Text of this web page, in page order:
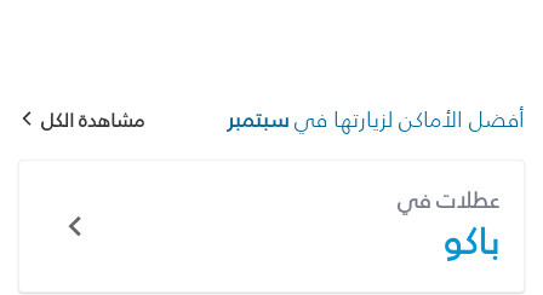
أفضل الأماكن لزيارتها فيسبتمبر مشاهدة الكل
عطلات في
باكو